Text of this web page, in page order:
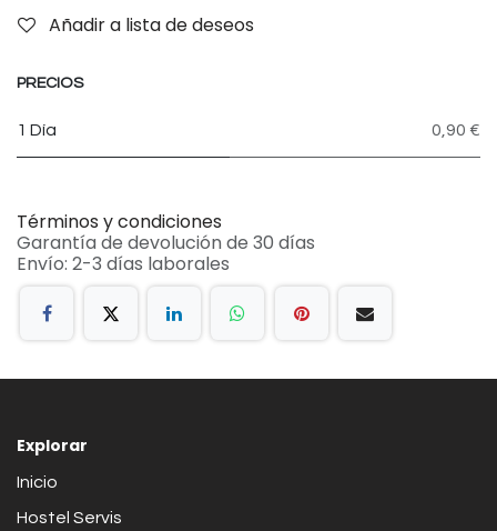
Añadir a lista de deseos
PRECIOS
1 Día 0,90 €
Términos y condiciones
Garantía de devolución de 30 días
Envío: 2-3 días laborales
Explorar
Inicio
Hostel Servis